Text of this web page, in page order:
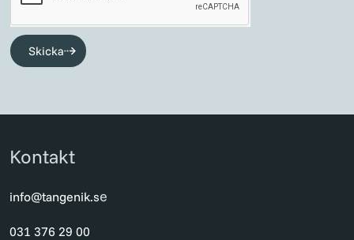
Skicka
Kontakt
info@tangenik.se
031 376 29 00